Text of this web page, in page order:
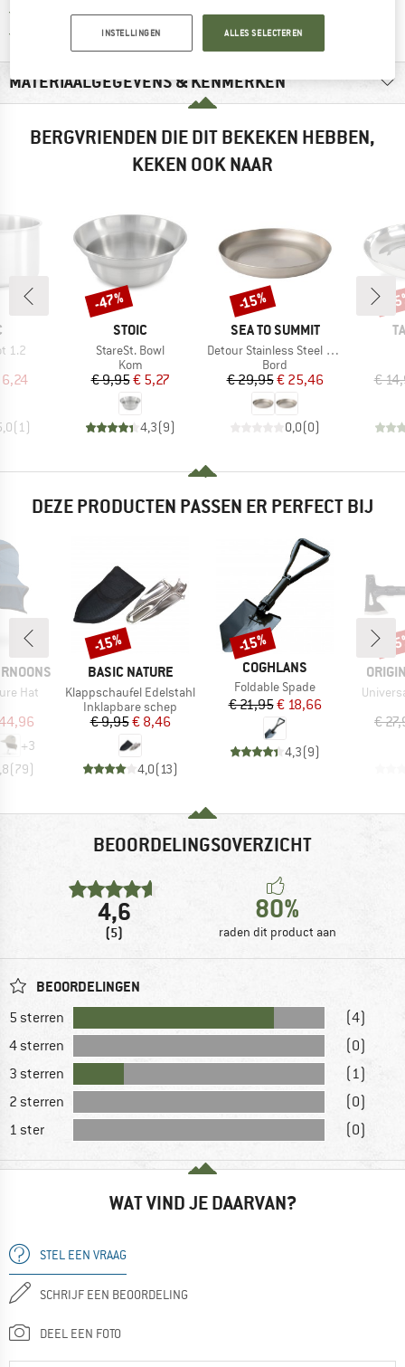
> 4.000.000 tevreden klanten
Alle artikelen in voorraad
MATERIAALGEGEVENS & KENMERKEN
BERGVRIENDEN DIE DIT BEKEKEN HEBBEN,
KEKEN OOK NAAR
1.2
prijs
( 1)
MERK
STOIC
Artikel
StareSt. Bowl
Productgroep
Kom
Prijs
€ 9,95Verlaagde prijs
€ 5,27
4,3(9)
Korting
-47%
MERK
SEA TO SUMMIT
Artikel
Detour Stainless Steel Plate
Productgroep
Bord
Prijs
€ 29,95Verlaagde prijs
€ 25,46
0,0(0)
Korting
-15%
€
-
DEZE PRODUCTEN PASSEN ER PERFECT BIJ
Hat
prijs
+3
(79)
MERK
BASIC NATURE
Artikel
Klappschaufel Edelstahl
Productgroep
Inklapbare schep
Prijs
€ 9,95Verlaagde prijs
€ 8,46
4,0(13)
Korting
-15%
MERK
COGHLANS
Artikel
Foldable Spade
Prijs
€ 21,95Verlaagde prijs
€ 18,66
4,3(9)
Korting
-15%
MERK
Artikel
€
-
BEOORDELINGSOVERZICHT
4,6
(5)
80%
raden dit product aan
BEOORDELINGEN
5 sterren
(4)
4 sterren
(0)
3 sterren
(1)
2 sterren
(0)
1 ster
(0)
WAT VIND JE DAARVAN?
STEL EEN VRAAG
SCHRIJF EEN BEOORDELING
DEEL EEN FOTO
INSTELLINGEN ALLES SELECTEREN